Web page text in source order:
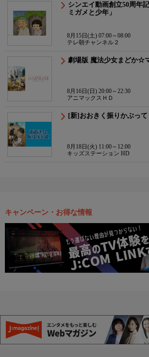
シンエイ動画創立50周年
ミガメと少年」
8月15日(土) 07:00～08:00
テレ朝チャンネル２
劇場版 魔法少女まどか☆
8月16日(日) 20:00～22:30
アニマックスＨＤ
[新]おおきく振りかぶって
8月18日(火) 11:00～12:00
キッズステーション HD
キャンペーン・お得な情報